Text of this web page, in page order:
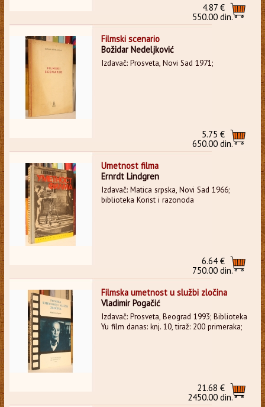
4.87 €
550.00 din.
Filmski scenario
Božidar Nedeljković
Izdavač: Prosveta, Novi Sad 1971;
5.75 €
650.00 din.
Umetnost filma
Ernrdt Lindgren
Izdavač: Matica srpska, Novi Sad 1966;
biblioteka Korist i razonoda
6.64 €
750.00 din.
Filmska umetnost u službi zločina
Vladimir Pogačić
Izdavač: Prosveta, Beograd 1993; Biblioteka
Yu film danas: knj. 10, tiraž: 200 primeraka;
21.68 €
2450.00 din.